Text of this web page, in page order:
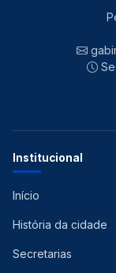
Institucional
Início
História da cidade
Secretarias